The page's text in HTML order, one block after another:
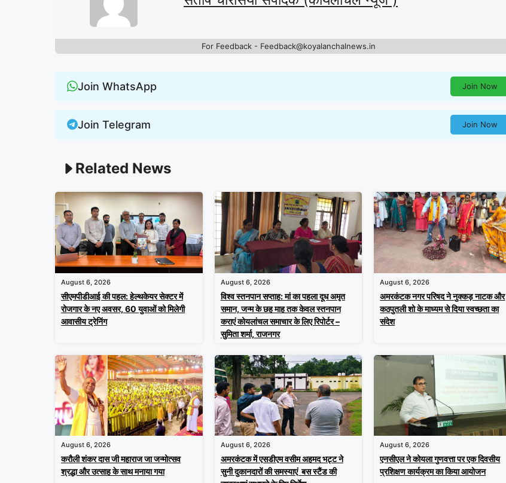
For Feedback - Feedback@koyalanchalnews.in
Join WhatsApp Join Now
Join Telegram Join Now
Related News
August 6, 2026
सीएमपीडीआई की पहल: हेल्थकेयर सेक्टर में
रोजगार के नए अवसर, 60 युवाओं को मिलेगी
आवासीय ट्रेनिंग
August 6, 2026
विश्व स्तनपान सप्ताह: मां का पहला दूध अमृत
समान, जन्म के छह माह तक केवल स्तनपान
कराएं कोयलांचल समाचार के लिए रिपोर्टर –
सुमिता शर्मा, राजनगर
August 6, 2026
अमरकंटक नगर परिषद ने नुक्कड़ नाटक और
कठपुतली शो के माध्यम से दिया स्वच्छता का
संदेश
August 6, 2026
करौली शंकर दास जी महाराज जा जन्मोत्सव
श्रद्धा और उत्साह के साथ मनाया गया
August 6, 2026
अमरकंटक में एसडीएम वसीम अहमद भट्ट ने
सुनी दुकानदारों की समस्याएं बस स्टैंड की
August 6, 2026
एनसीएल ने कोयला गुणवत्ता पर एक दिवसीय
प्रशिक्षण कार्यक्रम का किया आयोजन